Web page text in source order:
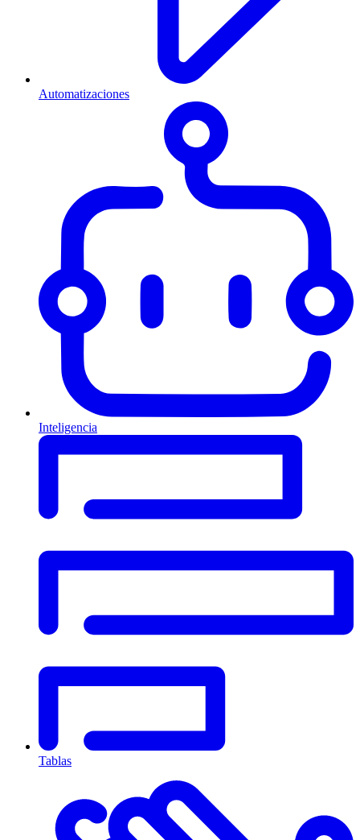
Automatizaciones
Inteligencia
Tablas